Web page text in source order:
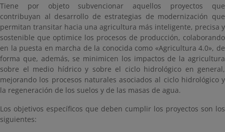
Tiene por objeto subvencionar aquellos proyectos que
contribuyan al desarrollo de estrategias de modernización que
permitan transitar hacia una agricultura más inteligente, precisa y
sostenible que optimice los procesos de producción, colaborando
en la puesta en marcha de la conocida como «Agricultura 4.0», de
forma que, además, se minimicen los impactos de la agricultura
sobre el medio hídrico y sobre el ciclo hidrológico en general,
mejorando los procesos naturales asociados al ciclo hidrológico y
la regeneración de los suelos y de las masas de agua.
Los objetivos específicos que deben cumplir los proyectos son los
siguientes: